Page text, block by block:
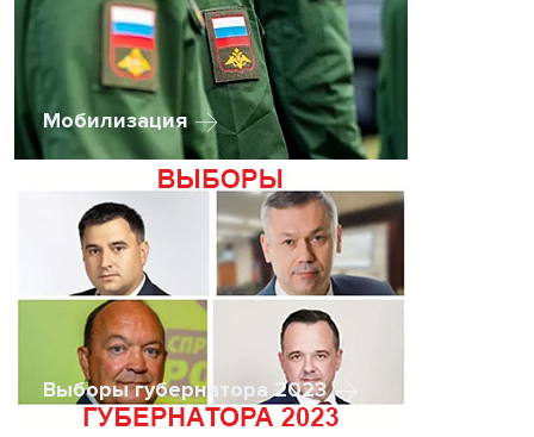
Мобилизация
Выборы губернатора 2023